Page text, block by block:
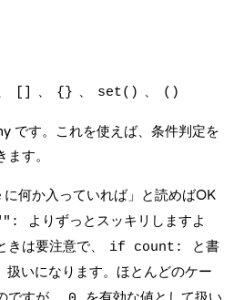
、 {} 、 set() 、 ()
です。これを使えば、条件判定を
す。
に何か入っていれば」と読めばOK
よりずっとスッキリしますよ
は要注意で、
if count:
と書
扱いになります。ほとんどのケー